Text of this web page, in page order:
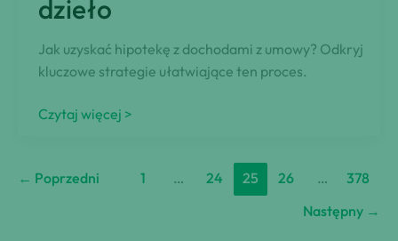
dzieło
Jak uzyskać hipotekę z dochodami z umowy? Odkryj
kluczowe strategie ułatwiające ten proces.
Kredyty
osób
Czytaj więcej >
← Poprzedni 1 … 24 25 26 …
378
Następny →